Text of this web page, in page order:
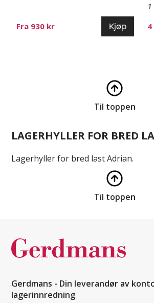
Fra 930 kr Kjøp
Til toppen
LAGERHYLLER FOR BRED
Lagerhyller for bred last Adrian.
Til toppen
Gerdmans - Din leverandør av
lagerinnredning